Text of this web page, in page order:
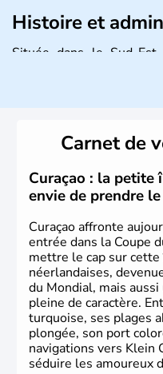
Histoire et
Située dans le Sud-
fait
conservateur.Carnet de
Curaçao : la petite
envie de prendre
Curaçao affronte
entrée dans la Coupe
mettre le cap sur cette
néerlandaises,
du Mondial, mais
pleine de caractère.
turquoise, ses plages
plongée, son port
navigations vers Klein
séduire les amoureux